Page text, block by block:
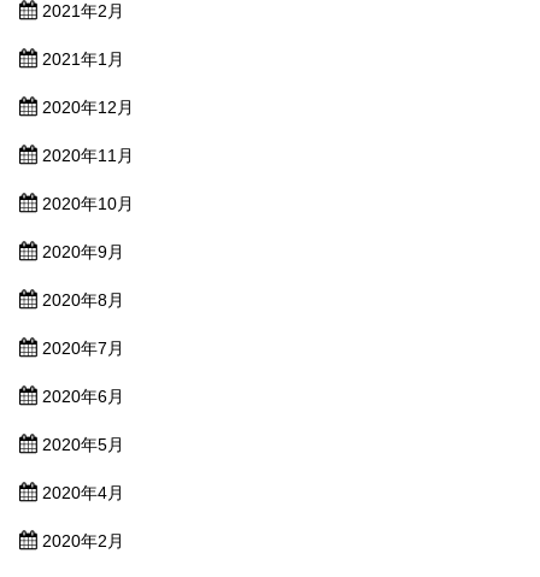
2021年2月
2021年1月
2020年12月
2020年11月
2020年10月
2020年9月
2020年8月
2020年7月
2020年6月
2020年5月
2020年4月
2020年2月